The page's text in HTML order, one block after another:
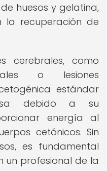
huesos y gelatina,
la recuperación de
cerebrales, como
o lesiones
estándar
debido a su
energía al
cetónicos. Sin
es fundamental
un profesional de la